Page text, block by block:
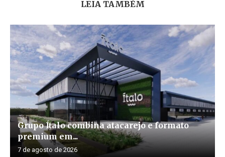
LEIA TAMBÉM
Grupo Ítalo combina atacarejo e formato
premium em...
7 de agosto de 2026